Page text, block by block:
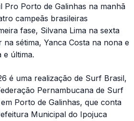
Pro Porto de Galinhas na manhã
campeãs brasileiras
fase, Silvana Lima na sexta
sétima, Yanca Costa na nona e
e última.
é uma realização de Surf Brasil,
Pernambucana de Surf
Porto de Galinhas, que conta
Municipal do Ipojuca